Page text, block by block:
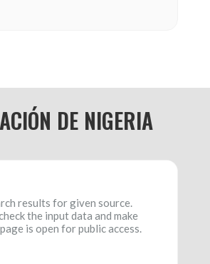
DE NIGERIA
results for given source.
the input data and make
is open for public access.